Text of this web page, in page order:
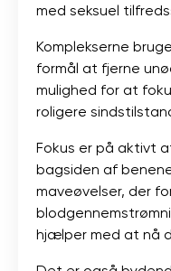
med seksuel
Komplekserne
formål at fjerne
mulighed for at
roligere
Fokus er på aktivt
bagsiden af
maveøvelser, der
hjælper med at nå